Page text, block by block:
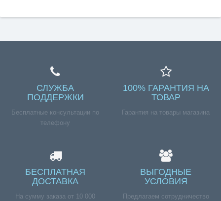
СЛУЖБА
ПОДДЕРЖКИ
Бесплатные консультации по
телефону
100% ГАРАНТИЯ НА
ТОВАР
Гарантия на товары магазина
БЕСПЛАТНАЯ
ДОСТАВКА
На сумму заказа от 10 000
ВЫГОДНЫЕ
УСЛОВИЯ
Предлагаем сотрудничество